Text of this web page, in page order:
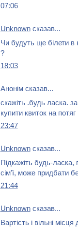
07:06
Unknownсказав...
Чи будуть ще білети в
?
18:03
Анонім сказав...
скажіть .будь ласка.
купити квиток на
23:47
Unknownсказав...
Підкажіть будь-ласка,
сім'ї, може придбати
21:44
Unknownсказав...
Вартість і вільні